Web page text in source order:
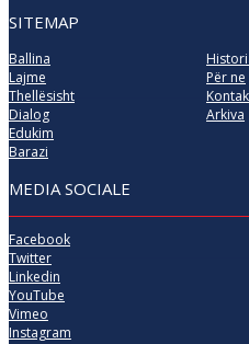
SITEMAP
Ballina
Lajme
Thellësisht
Dialog
Edukim
Barazi
Për ne
Arkiva
MEDIA SOCIALE
Facebook
Twitter
Linkedin
YouTube
Vimeo
Instagram